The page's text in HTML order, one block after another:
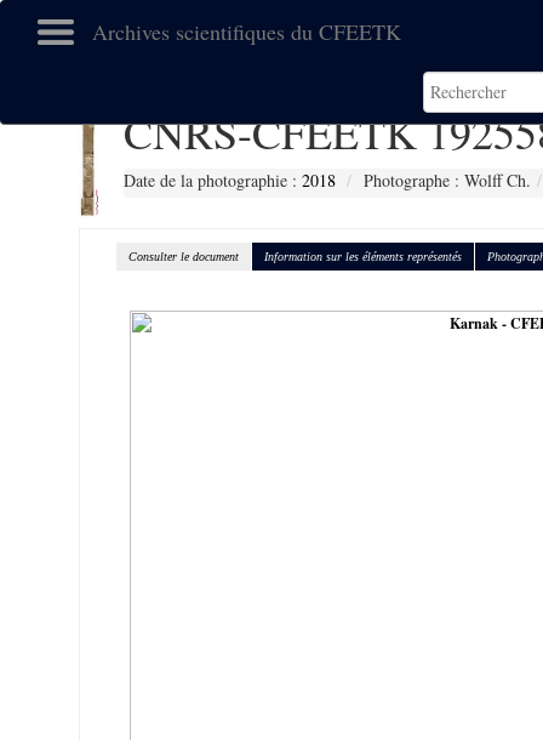
Archives scientifiques du CFEETK
CNRS-CFEETK
Date de la photographie : 2018 Photographe : Wolff Ch.
Consulter le document Information sur les éléments représentés